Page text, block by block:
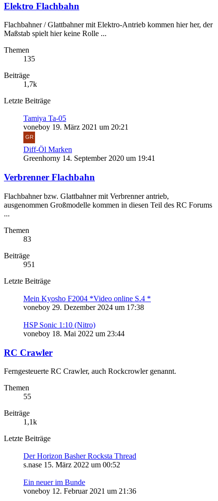
Elektro Flachbahn
Flachbahner / Glattbahner mit Elektro-Antrieb kommen hier her, der
Maßstab spielt hier keine Rolle ...
Themen
135
Beiträge
1,7k
Letzte Beiträge
Tamiya Ta-05
voneboy 19. März 2021 um 20:21
Diff-Öl Marken
Greenhorny 14. September 2020 um 19:41
Verbrenner Flachbahn
Flachbahner bzw. Glattbahner mit Verbrenner antrieb,
ausgenommen Großmodelle kommen in diesen Teil des RC Forums
...
Themen
83
Beiträge
951
Letzte Beiträge
Mein Kyosho F2004 *Video online S.4 *
voneboy 29. Dezember 2024 um 17:38
HSP Sonic 1:10 (Nitro)
voneboy 18. Mai 2022 um 23:44
RC Crawler
Ferngesteuerte RC Crawler, auch Rockcrowler genannt.
Themen
55
Beiträge
1,1k
Letzte Beiträge
Der Horizon Basher Rocksta Thread
s.nase 15. März 2022 um 00:52
Ein neuer im Bunde
voneboy 12. Februar 2021 um 21:36